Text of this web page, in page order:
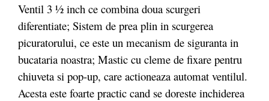
Ventil 3 ½ inch ce combina doua scurgeri
diferentiate; Sistem de prea plin in scurgerea
picuratorului, ce este un mecanism de siguranta in
bucataria noastra; Mastic cu cleme de fixare pentru
chiuveta si pop-up, care actioneaza automat ventilul.
Acesta este foarte practic cand se doreste inchiderea